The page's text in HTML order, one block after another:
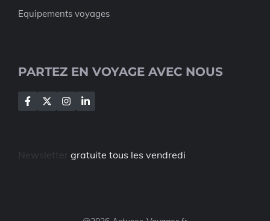
Equipements voyages
PARTEZ EN VOYAGE AVEC NOUS
Newsletter gratuite tous les vendredi